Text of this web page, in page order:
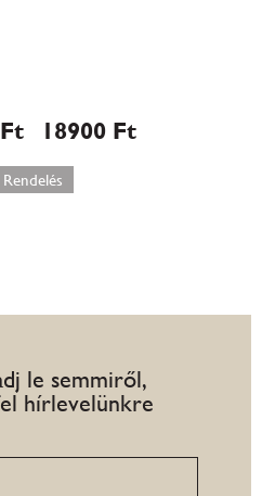
Ft 18900 Ft
Rendelés
le semmiről,
hírlevelünkre